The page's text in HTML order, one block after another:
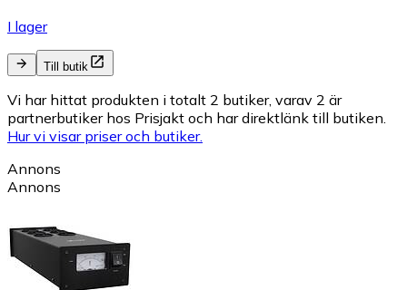
I lager
Till butik
Vi har hittat produkten i totalt 2 butiker, varav 2 är
partnerbutiker hos Prisjakt och har direktlänk till butiken.
Hur vi visar priser och butiker.
Annons
Annons